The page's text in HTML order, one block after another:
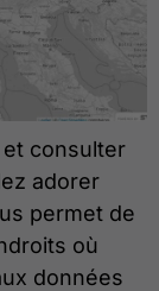
et consulter
adorer
permet de
où
données